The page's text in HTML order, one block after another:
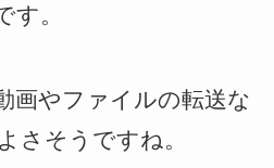
す。
画やファイルの転送な
さそうですね。